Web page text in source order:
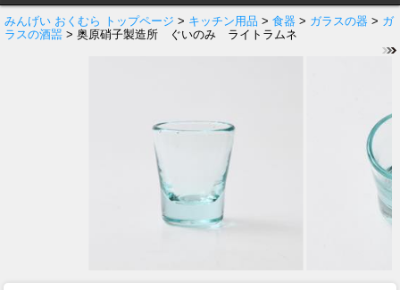
みんげい おくむら トップページ > キッチン用品 > 食器 > ガラスの器 > ガ
ラスの酒噐 > 奥原硝子製造所 ぐいのみ ライトラムネ